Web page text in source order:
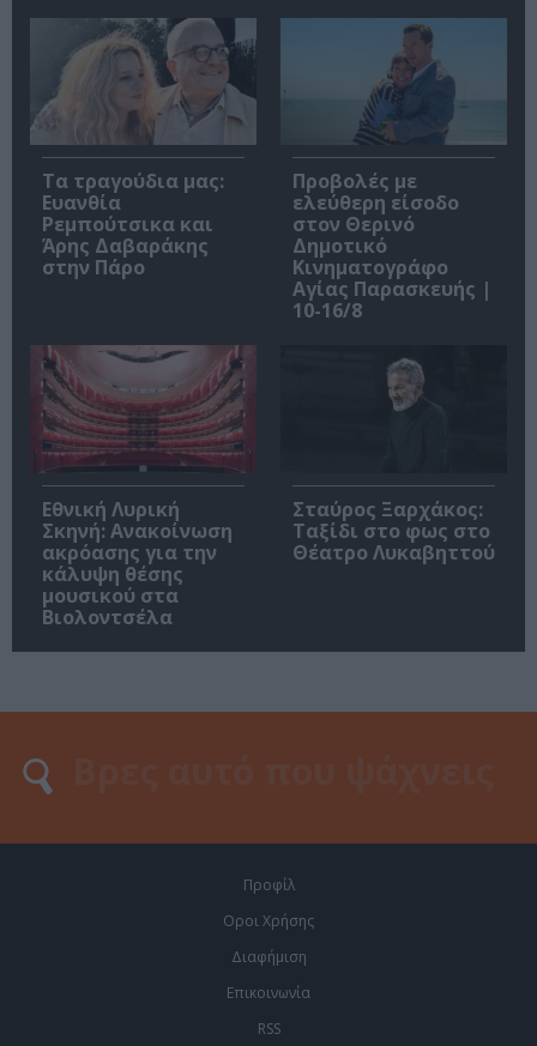
Τα τραγούδια μας:
Ευανθία
Ρεμπούτσικα και
Άρης Δαβαράκης
στην Πάρο
Προβολές με
ελεύθερη είσοδο
στον Θερινό
Δημοτικό
Κινηματογράφο
Αγίας Παρασκευής |
10-16/8
Εθνική Λυρική
Σκηνή: Ανακοίνωση
ακρόασης για την
κάλυψη θέσης
μουσικού στα
Βιολοντσέλα
Σταύρος Ξαρχάκος:
Ταξίδι στο φως στο
Θέατρο Λυκαβηττού
Προφίλ
Οροι Χρήσης
Διαφήμιση
Επικοινωνία
RSS